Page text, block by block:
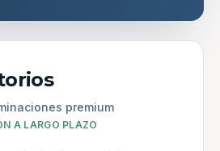
premium
A LARGO PLAZO